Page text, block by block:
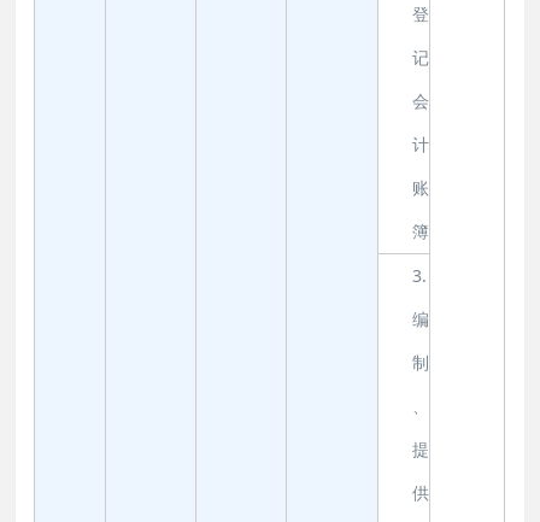
登
记
会
计
账
簿
3.
编
制
提
供